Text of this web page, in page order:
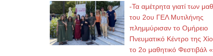
-Τα αμέτρητα γιατί των
του 2ου ΓΕΛ Μυτιλήνης
πλημμύρισαν το Ομήρειο
Πνευματικό Κέντρο της
το 2ο μαθητικό Φεστιβάλ